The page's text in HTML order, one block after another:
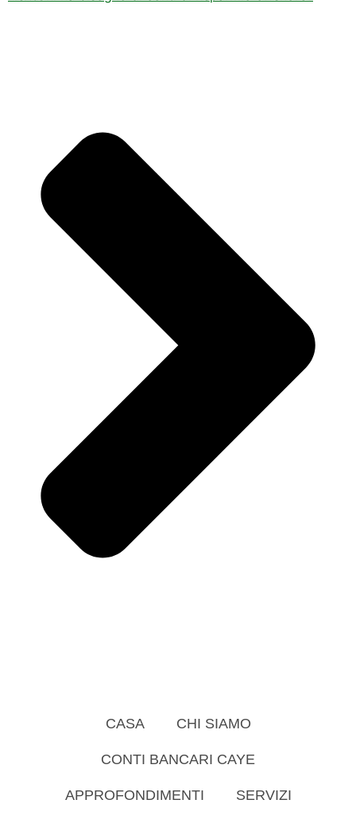
CASA CHI SIAMO
CONTI BANCARI CAYE
APPROFONDIMENTI SERVIZI